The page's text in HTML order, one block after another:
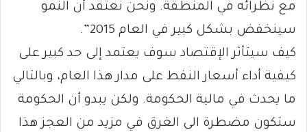
مع نظرائه في المنطقة. ونحن نعتقد أن النمو
سينخفض بشكل كبير في العام 2015”.
كيف سيتأثر الإقتصاد سوف يعتمد إلى حد كبير على
كيفية أداء أسعار النفط على مدار هذا العام، وبالتالي
ما يحدث في مالية الحكومة. ولكن يبدو أن الحكومة
ستكون مضطرة الى الغرق في مزيد من العجز هذا